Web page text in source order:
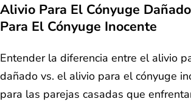
Alivio Para El Cónyuge
Para El Cónyuge Inocente
Entender la diferencia entre el alivio
dañado vs. el alivio para el cónyuge
para las parejas casadas que